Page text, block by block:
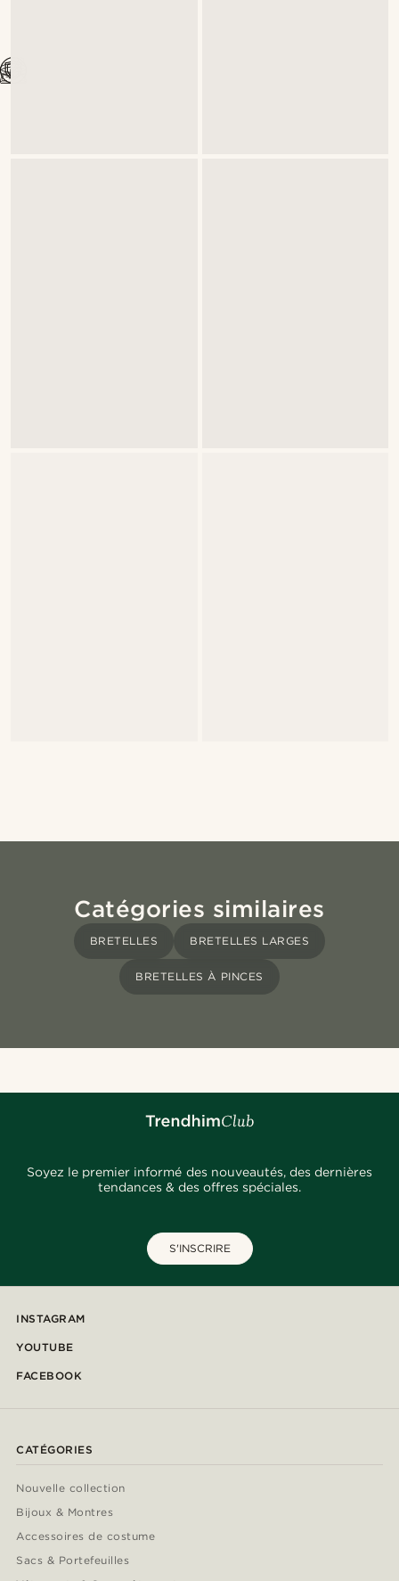
Catégories similaires
BRETELLES BRETELLES LARGES
BRETELLES À PINCES
Soyez le premier informé des nouveautés, des dernières
tendances & des offres spéciales.
S'INSCRIRE
INSTAGRAM
YOUTUBE
FACEBOOK
CATÉGORIES
Nouvelle collection
Bijoux & Montres
Accessoires de costume
Sacs & Portefeuilles